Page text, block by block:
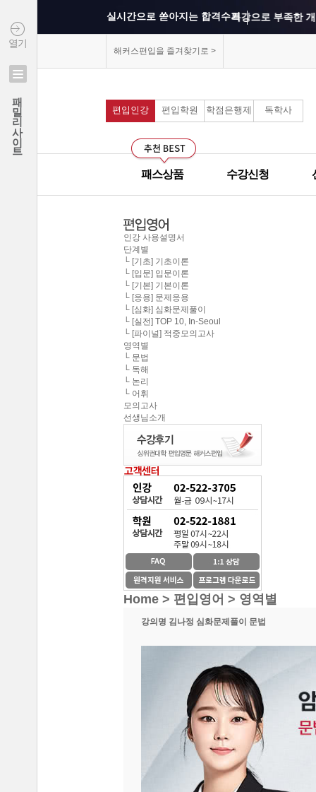
열기
패밀리사이트
실시간으로 쏟아지는 합격수기특강으로 부족한
선생님과의 카톡
이 달의 베스트강
스타강사진의 강
SNS나 페이지를
환급이라는 조건
수강제한이 없어
방대한 자료와 데
중간에 정리된 자
건국대학교 최종합격 이*준
중앙대학교 최종합격 이*영
건국대학교 최종합격 정*훈
서울시립대학교 최종합격 한*현
홍익대학교 최종합격 김*영
중앙대학교 최종합격 김*현
한국외국어대학교 최종합격 김*진
중앙대학교 최종합격 한*현
연세대학교 최종합격 김*진
건국대학교 최종합격 이*준
성균관대학교 최종합격 정*림
중앙대학교 최종합격 이*영
건국대학교 최종합격 정*훈
이화여자대학교 최종합격 김*현
중앙대학교 최종합격 이*준
서울시립대학교 최종합격 한*현
홍익대학교 최종합격 김*영
중앙대학교 최종합격 김*현
한국외국어대학교 최종합격 김*진
중앙대학교 최종합격 한*현
해커스편입을 즐겨찾기로 >
편입인강 편입학원 학점은행제 독학사
패스상품 수강신청
인강 사용설명서
단계별
└ [기초] 기초이론
└ [입문] 입문이론
└ [기본] 기본이론
└ [응용] 문제응용
└ [심화] 심화문제풀이
└ [실전] TOP 10, In-Seoul
└ [파이널] 적중모의고사
영역별
└ 문법
└ 독해
└ 논리
└ 어휘
모의고사
선생님소개
Home > 편입영어 > 영역별
강의명 김나정 심화문제풀이 문법